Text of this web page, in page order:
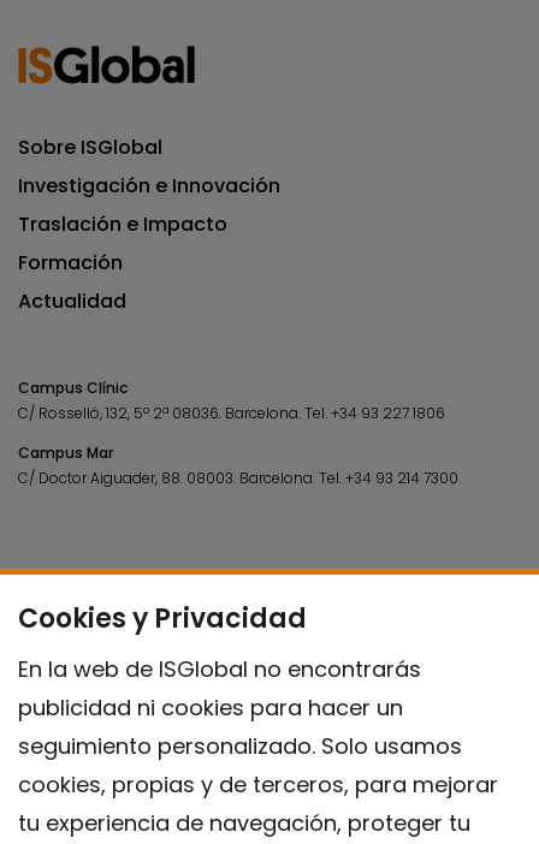
Cookies y Privacidad
En la web de ISGlobal no encontrarás
publicidad ni cookies para hacer un
seguimiento personalizado. Solo usamos
cookies, propias y de terceros, para mejorar
tu experiencia de navegación, proteger tu
Sobre ISGlobal
Investigación e Innovación
Traslación e Impacto
Formación
Actualidad
Campus Clínic
C/ Rosselló, 132, 5º 2ª 08036. Barcelona.Tel.+34 93 227 1806
Campus Mar
C/ Doctor Aiguader, 88. 08003. Barcelona.Tel.+34 93 214 7300